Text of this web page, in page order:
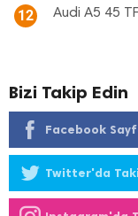
12 Audi A5 45
Bizi Takip Edin
Facebook
Twitter'da